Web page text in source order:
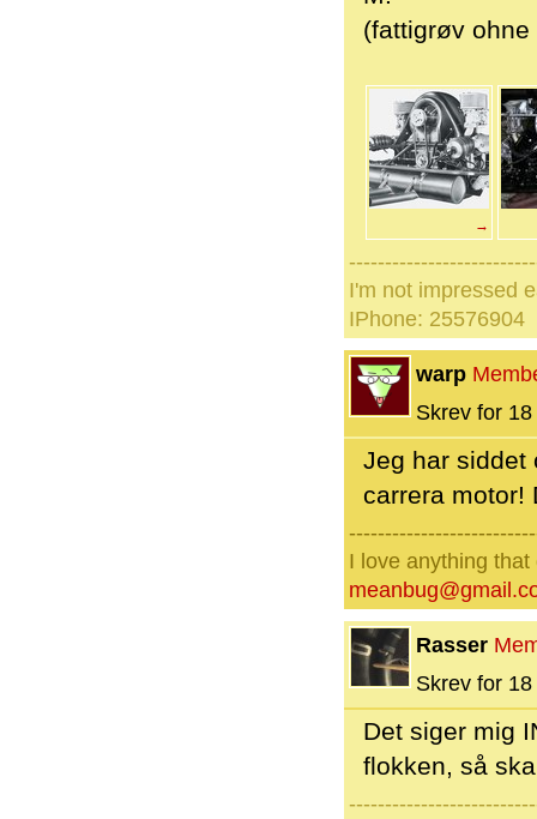
(fattigrøv ohne
→
I'm not impressed
IPhone: 25576904
warp
Skrev for
Jeg har siddet
carrera motor!
I love anything
Rasser
Skrev for
Det siger mig
flokken, så